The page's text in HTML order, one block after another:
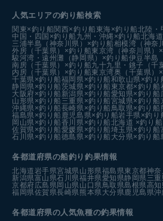
人気エリアの釣り船検索
関東×釣り船関西×釣り船 東海×釣り船北陸・
中国・四国×釣り船 九州・沖縄×釣り船北海
三浦半島（神奈川県）×釣り船相模湾（神奈
外房（千葉県）×釣り船東京湾（神奈川県）
駿河湾・遠州灘（静岡県）×釣り船伊豆半島
南房（千葉県）×釣り船九十九里・銚子（千
内房（千葉県）×釣り船東京湾奥（千葉県）
千葉県×釣り船福岡県×釣り船和歌山県×釣り
静岡県×釣り船茨城県×釣り船 東京都×釣り船
大阪府×釣り船 新潟県×釣り船愛知県×釣り船
山形県×釣り船 三重県×釣り船宮城県×釣り船
沖縄県×釣り船長崎県×釣り船 鳥取県×釣り船
福島県×釣り船 鹿児島県×釣り船岩手県×釣り
岡山県×釣り船香川県×釣り船北海道 ×釣り船
佐賀県×釣り船愛媛県×釣り船埼玉県×釣り船
石川県×釣り船徳島県×釣り船 大分県×釣り船
各都道府県の船釣り釣果情報
北海道 岩手県宮城県 山形県福島県東京都神
新潟県富山県石川県福井県愛知県静岡県 三重
京都府広島県岡山県 山口県 鳥取県島根県高知
福岡県佐賀県長崎県 熊本県 大分県 鹿児島県沖
各都道府県の人気魚種の釣果情報